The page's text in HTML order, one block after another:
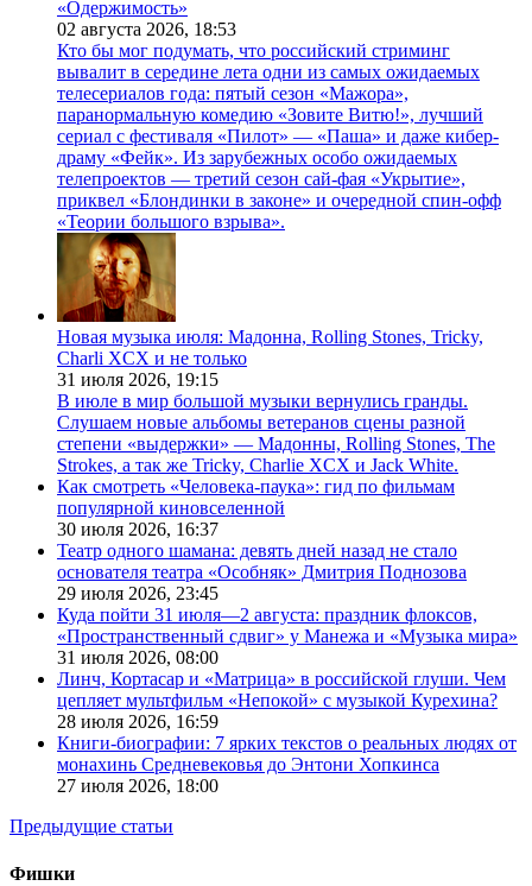
«Одержимость»
02 августа 2026, 18:53
Кто бы мог подумать, что российский стриминг
вывалит в середине лета одни из самых ожидаемых
телесериалов года: пятый сезон «Мажора»,
паранормальную комедию «Зовите Витю!», лучший
сериал с фестиваля «Пилот» — «Паша» и даже кибер-
драму «Фейк». Из зарубежных особо ожидаемых
телепроектов — третий сезон сай-фая «Укрытие»,
приквел «Блондинки в законе» и очередной спин-офф
«Теории большого взрыва».
Новая музыка июля: Мадонна, Rolling Stones, Tricky,
Charli XCX и не только
31 июля 2026, 19:15
В июле в мир большой музыки вернулись гранды.
Слушаем новые альбомы ветеранов сцены разной
степени «выдержки» — Мадонны, Rolling Stones, The
Strokes, а так же Tricky, Charlie XCX и Jack White.
Как смотреть «Человека-паука»: гид по фильмам
популярной киновселенной
30 июля 2026, 16:37
Театр одного шамана: девять дней назад не стало
основателя театра «Особняк» Дмитрия Поднозова
29 июля 2026, 23:45
Куда пойти 31 июля—2 августа: праздник флоксов,
«Пространственный сдвиг» у Манежа и «Музыка мира»
31 июля 2026, 08:00
Линч, Кортасар и «Матрица» в российской глуши. Чем
цепляет мультфильм «Непокой» с музыкой Курехина?
28 июля 2026, 16:59
Книги-биографии: 7 ярких текстов о реальных людях от
монахинь Средневековья до Энтони Хопкинса
27 июля 2026, 18:00
Предыдущие статьи
Фишки